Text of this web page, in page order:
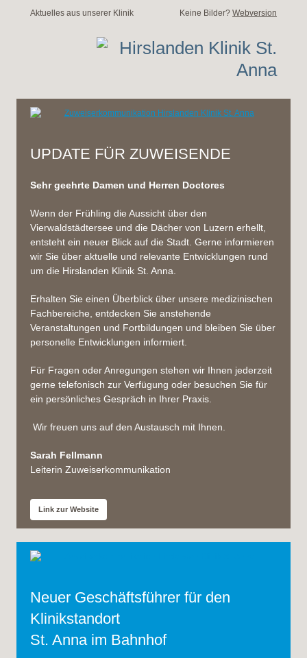
Aktuelles aus unserer Klinik Keine Bilder? Webversion
UPDATE FÜR ZUWEISENDE
Sehr geehrte Damen und Herren Doctores
Wenn der Frühling die Aussicht über den
Vierwaldstädtersee und die Dächer von Luzern erhellt,
entsteht ein neuer Blick auf die Stadt. Gerne informieren
wir Sie über aktuelle und relevante Entwicklungen rund
um die Hirslanden Klinik St. Anna.
Erhalten Sie einen Überblick über unsere medizinischen
Fachbereiche, entdecken Sie anstehende
Veranstaltungen und Fortbildungen und bleiben Sie über
personelle Entwicklungen informiert.
Für Fragen oder Anregungen stehen wir Ihnen jederzeit
gerne telefonisch zur Verfügung oder besuchen Sie für
ein persönliches Gespräch in Ihrer Praxis.
Wir freuen uns auf den Austausch mit Ihnen.
Sarah Fellmann
Leiterin Zuweiserkommunikation
Link zur Website
Neuer Geschäftsführer für den
Klinikstandort
St. Anna im Bahnhof